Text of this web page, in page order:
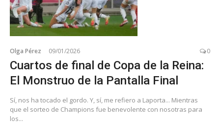
Olga Pérez 09/01/2026 0
Cuartos de final de Copa de la Reina:
El Monstruo de la Pantalla Final
Sí, nos ha tocado el gordo. Y, sí, me refiero a Laporta... Mientras
que el sorteo de Champions fue benevolente con nosotras para
los...